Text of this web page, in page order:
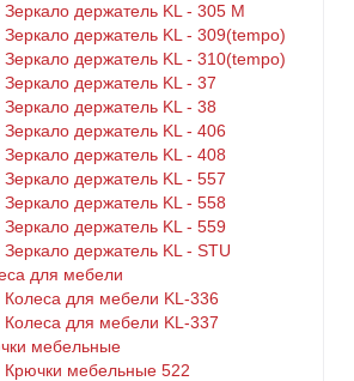
Зеркало держатель KL - 305 M
Зеркало держатель KL - 309(tempo)
Зеркало держатель KL - 310(tempo)
Зеркало держатель KL - 37
Зеркало держатель KL - 38
Зеркало держатель KL - 406
Зеркало держатель KL - 408
Зеркало держатель KL - 557
Зеркало держатель KL - 558
Зеркало держатель KL - 559
Зеркало держатель KL - STU
для мебели
Колеса для мебели KL-336
Колеса для мебели KL-337
мебельные
Крючки мебельные 522